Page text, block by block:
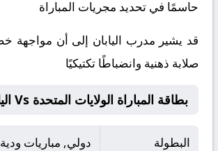
حاسمًا في تحديد مجريات المباراة
قد يشير مدرب اليابان إلى أن
صلابة ذهنية وانضباطًا تكتيكيًا
بطاقة المباراة الولايات المتحدة Vs اليابان
البطولة دولي, مباريات